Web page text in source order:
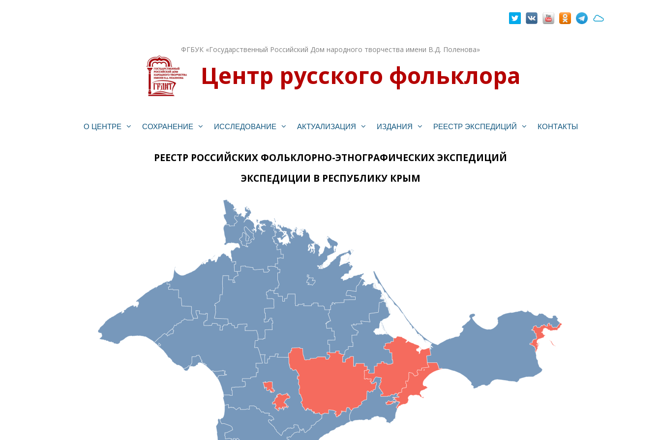
ФГБУК «Государственный Российский Дом народного творчества имени В.Д. Поленова»
Центр русского фольклора
О ЦЕНТРЕ СОХРАНЕНИЕ ИССЛЕДОВАНИЕ АКТУАЛИЗАЦИЯ ИЗДАНИЯ РЕЕСТР ЭКСПЕДИЦИЙ КОНТАКТЫ
РЕЕСТР РОССИЙСКИХ ФОЛЬКЛОРНО-ЭТНОГРАФИЧЕСКИХ ЭКСПЕДИЦИЙ
ЭКСПЕДИЦИИ В РЕСПУБЛИКУ КРЫМ